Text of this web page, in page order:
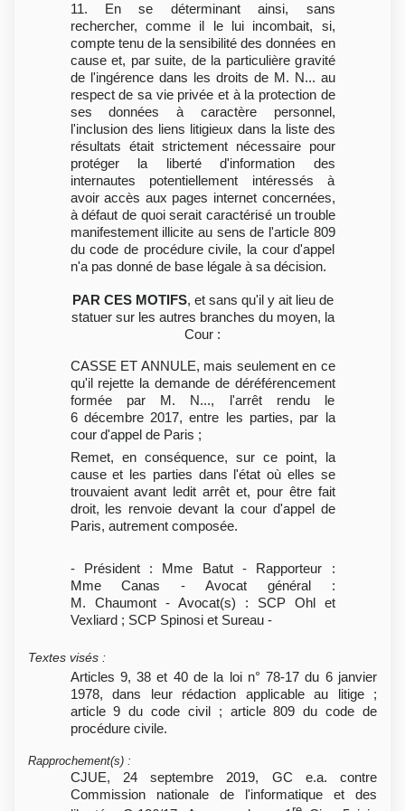
11. En se déterminant ainsi, sans
rechercher, comme il le lui incombait, si,
compte tenu de la sensibilité des données en
cause et, par suite, de la particulière gravité
de l'ingérence dans les droits de M. N... au
respect de sa vie privée et à la protection de
ses données à caractère personnel,
l'inclusion des liens litigieux dans la liste des
résultats était strictement nécessaire pour
protéger la liberté d'information des
internautes potentiellement intéressés à
avoir accès aux pages internet concernées,
à défaut de quoi serait caractérisé un trouble
manifestement illicite au sens de l'article 809
du code de procédure civile, la cour d'appel
n'a pas donné de base légale à sa décision.
PAR CES MOTIFS, et sans qu'il y ait lieu de
statuer sur les autres branches du moyen, la
Cour :
CASSE ET ANNULE, mais seulement en ce
qu'il rejette la demande de déréférencement
formée par M. N..., l'arrêt rendu le
6 décembre 2017, entre les parties, par la
cour d'appel de Paris ;
Remet, en conséquence, sur ce point, la
cause et les parties dans l'état où elles se
trouvaient avant ledit arrêt et, pour être fait
droit, les renvoie devant la cour d'appel de
Paris, autrement composée.
- Président : Mme Batut - Rapporteur :
Mme Canas - Avocat général :
M. Chaumont - Avocat(s) : SCP Ohl et
Vexliard ; SCP Spinosi et Sureau -
Textes visés :
Articles 9, 38 et 40 de la loi n° 78-17 du 6 janvier
1978, dans leur rédaction applicable au litige ;
article 9 du code civil ; article 809 du code de
procédure civile.
Rapprochement(s) :
CJUE, 24 septembre 2019, GC e.a. contre
Commission nationale de l'informatique et des